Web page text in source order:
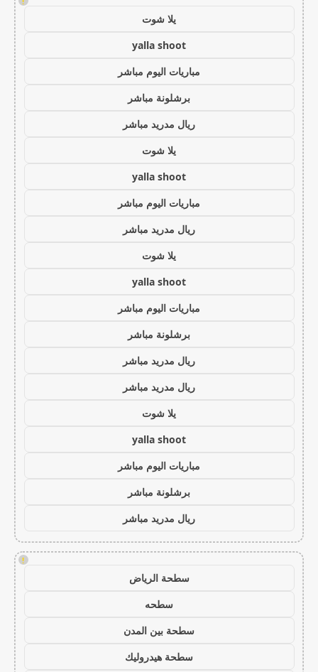
يلا شوت
yalla shoot
مباريات اليوم مباشر
برشلونة مباشر
ريال مدريد مباشر
يلا شوت
yalla shoot
مباريات اليوم مباشر
ريال مدريد مباشر
يلا شوت
yalla shoot
مباريات اليوم مباشر
برشلونة مباشر
ريال مدريد مباشر
ريال مدريد مباشر
يلا شوت
yalla shoot
مباريات اليوم مباشر
برشلونة مباشر
ريال مدريد مباشر
!
سطحة الرياض
سطحه
سطحة بين المدن
سطحة هيدروليك